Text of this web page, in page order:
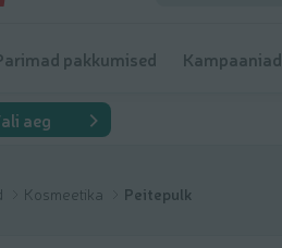
pakkumised Kampaaniad
aeg
Kosmeetika Peitepulk